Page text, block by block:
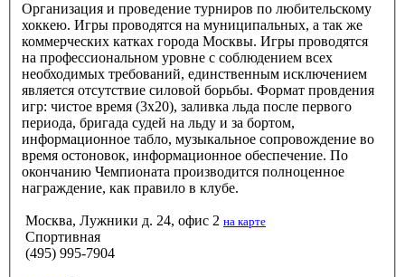
Организация и проведение турниров по любительскому
хоккею. Игры проводятся на муниципальных, а так же
коммерческих катках города Москвы. Игры проводятся
на профессиональном уровне с соблюдением всех
необходимых требований, единственным исключением
является отсутствие силовой борьбы. Формат провдения
игр: чистое время (3х20), заливка льда после первого
периода, бригада судей на льду и за бортом,
информационное табло, музыкальное сопровождение во
время остоновок, информационное обеспечение. По
окончанию Чемпионата производится полноценное
награждение, как правило в клубе.
Москва, Лужники д. 24, офис 2 на карте
Спортивная
(495) 995-7904